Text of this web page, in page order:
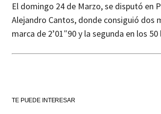
El domingo 24 de Marzo, se disputó en
Alejandro Cantos, donde consiguió dos
marca de 2’01″90 y la segunda en los
TE PUEDE INTERESAR